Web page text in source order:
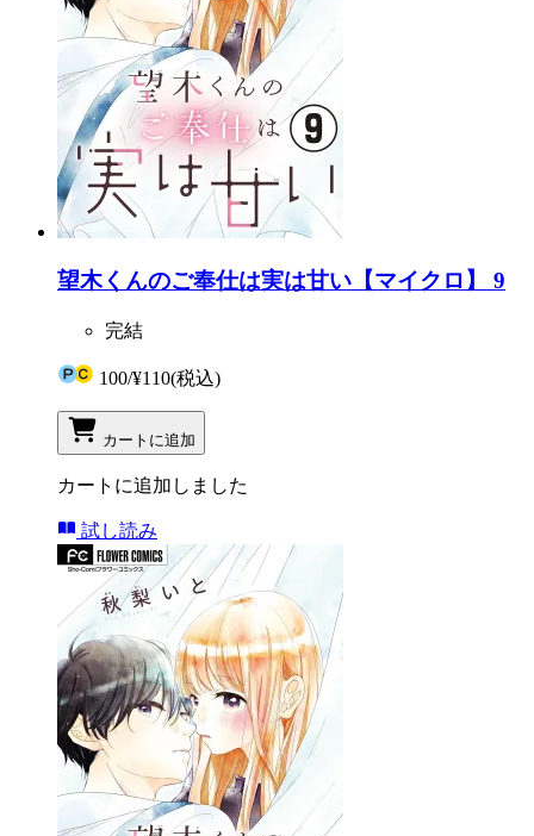
望木くんのご奉仕は実は甘い【マイクロ】 9
完結
100/¥110(税込)
カートに追加
カートに追加しました
試し読み